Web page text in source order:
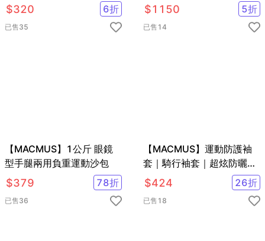
練｜20-70磅
$320 6折
已售35
加重背心
$1150 5折
已售 14
【MACMUS】1公斤 眼鏡
型手腿兩用負重運動沙包
$379 78折
已售36
【MACMUS】運動防護袖
套｜騎行袖套｜超炫防曬袖
套
$424 26折
已售 18